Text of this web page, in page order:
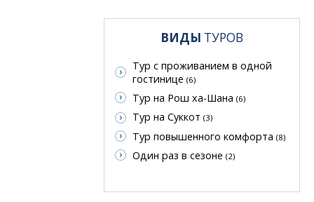
ВИДЫ ТУРОВ
Тур с проживанием в одной
гостинице (6)
Тур на Рош ха-Шана (6)
Тур на Суккот (3)
Тур повышенного комфорта (8)
Один раз в сезоне (2)